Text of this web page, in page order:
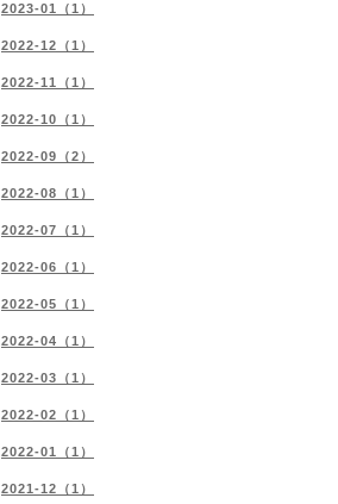
2023-01（1）
2022-12（1）
2022-11（1）
2022-10（1）
2022-09（2）
2022-08（1）
2022-07（1）
2022-06（1）
2022-05（1）
2022-04（1）
2022-03（1）
2022-02（1）
2022-01（1）
2021-12（1）